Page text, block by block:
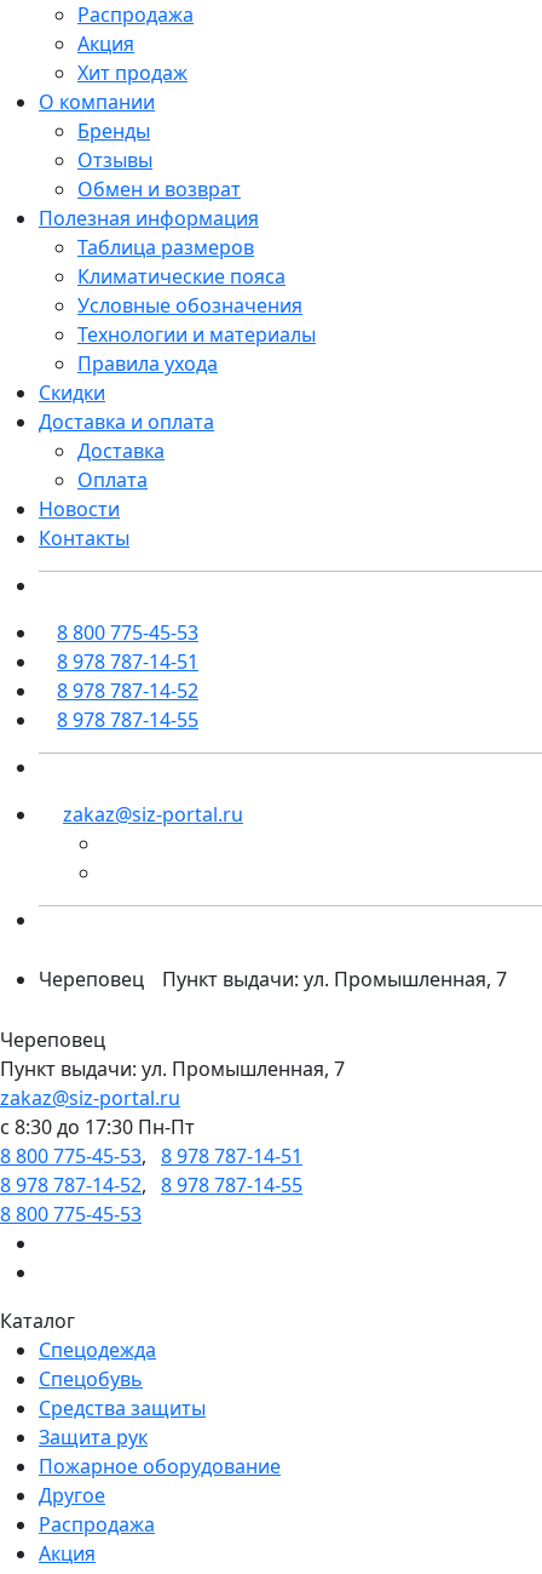
Распродажа
Акция
Хит продаж
О компании
Бренды
Отзывы
Обмен и возврат
Полезная информация
Таблица размеров
Климатические пояса
Условные обозначения
Технологии и материалы
Правила ухода
Скидки
Доставка и оплата
Доставка
Оплата
Новости
Контакты
8 800 775-45-53
8 978 787-14-51
8 978 787-14-52
8 978 787-14-55
zakaz@siz-portal.ru
Череповец Пункт выдачи: ул. Промышленная, 7
Череповец
Пункт выдачи: ул. Промышленная, 7
zakaz@siz-portal.ru
c 8:30 до 17:30 Пн-Пт
8 800 775-45-53, 8 978 787-14-51
8 978 787-14-52, 8 978 787-14-55
8 800 775-45-53
Каталог
Спецодежда
Спецобувь
Средства защиты
Защита рук
Пожарное оборудование
Другое
Распродажа
Акция